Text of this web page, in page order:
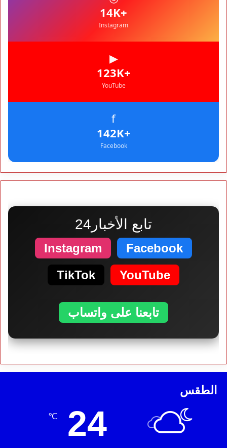
+14K
Instagram
▶
+123K
YouTube
f
+142K
Facebook
تابع الأخبار24
Facebook
Instagram
YouTube
TikTok
تابعنا على واتساب
الطقس
24
℃